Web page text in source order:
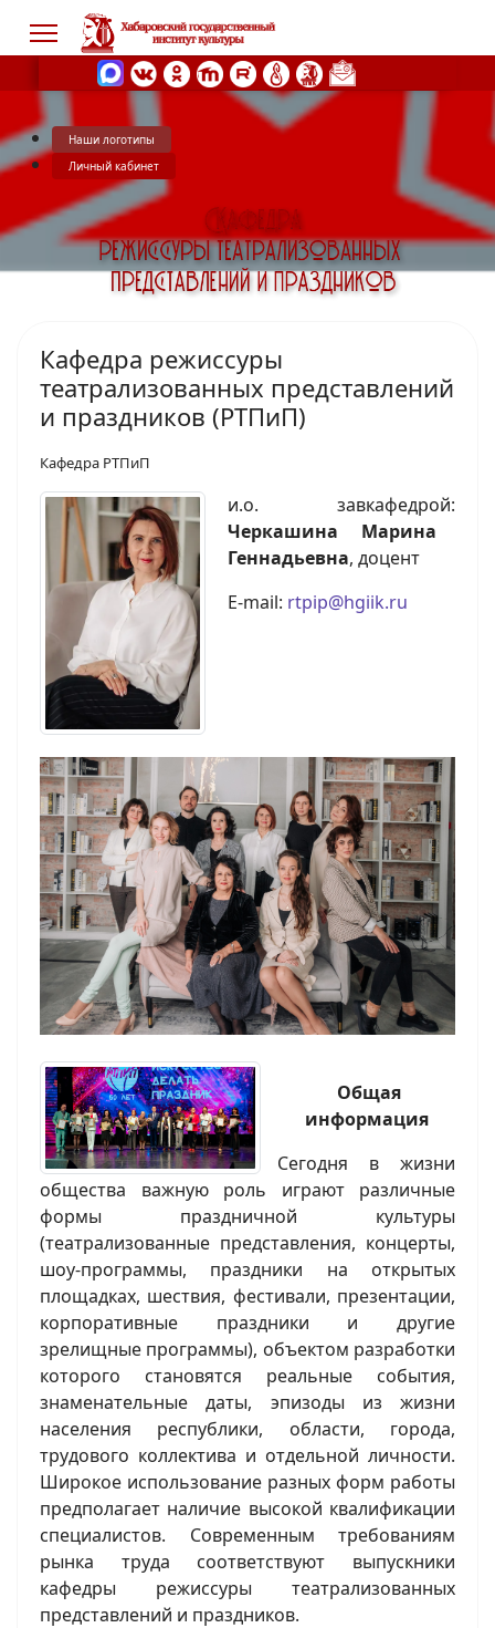
Наши логотипы
Личный кабинет
Кафедра режиссуры
театрализованных представлений
и праздников (РТПиП)
Кафедра РТПиП
и.о. завкафедрой:
Черкашина Марина
Геннадьевна, доцент
E-mail: rtpip@hgiik.ru
Общая
информация
Сегодня в жизни
общества важную роль играют различные
формы праздничной культуры
(театрализованные представления, концерты,
шоу-программы, праздники на открытых
площадках, шествия, фестивали, презентации,
корпоративные праздники и другие
зрелищные программы), объектом разработки
которого становятся реальные события,
знаменательные даты, эпизоды из жизни
населения республики, области, города,
трудового коллектива и отдельной личности.
Широкое использование разных форм работы
предполагает наличие высокой квалификации
специалистов. Современным требованиям
рынка труда соответствуют выпускники
кафедры режиссуры театрализованных
представлений и праздников.